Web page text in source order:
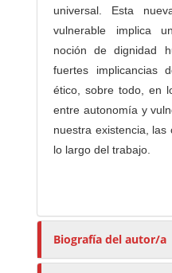
universal. Esta
vulnerable implica
noción de dignidad
fuertes implicancias
ético, sobre todo, en
entre autonomía y
nuestra existencia,
lo largo del trabajo.
Biografía del autor/a